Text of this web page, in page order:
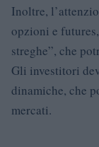
Inoltre,
opzioni e
streghe”, che
Gli investitori
dinamiche, che
mercati.